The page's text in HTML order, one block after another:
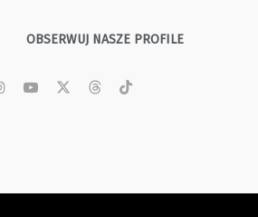
OBSERWUJ NASZE PROFILE